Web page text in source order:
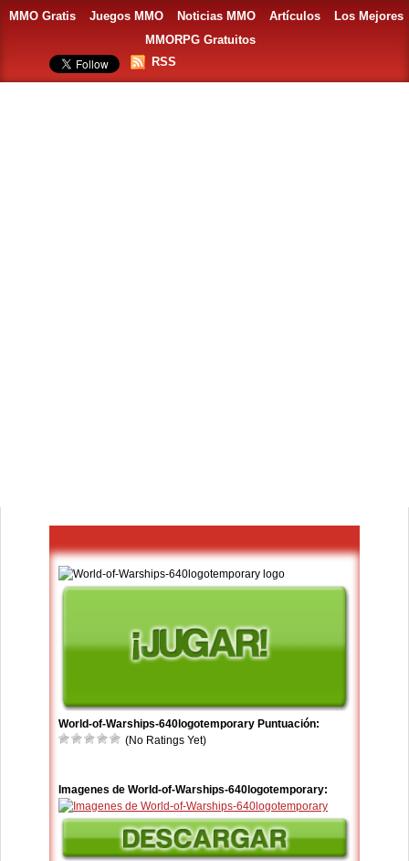
MMO Gratis Juegos MMO Noticias MMO Artículos
Los Mejores
MMORPG Gratuitos
RSS
World-of-Warships-640logotemporary Puntuación:
(No Ratings Yet)
Imagenes de World-of-Warships-640logotemporary: